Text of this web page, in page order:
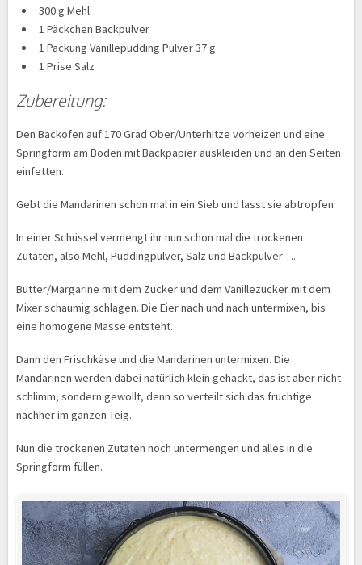
300 g Mehl
1 Päckchen Backpulver
1 Packung Vanillepudding Pulver 37 g
1 Prise Salz
Zubereitung:
Den Backofen auf 170 Grad Ober/Unterhitze vorheizen und eine
Springform am Boden mit Backpapier auskleiden und an den Seiten
einfetten.
Gebt die Mandarinen schon mal in ein Sieb und lasst sie abtropfen.
In einer Schüssel vermengt ihr nun schon mal die trockenen
Zutaten, also Mehl, Puddingpulver, Salz und Backpulver….
Butter/Margarine mit dem Zucker und dem Vanillezucker mit dem
Mixer schaumig schlagen. Die Eier nach und nach untermixen, bis
eine homogene Masse entsteht.
Dann den Frischkäse und die Mandarinen untermixen. Die
Mandarinen werden dabei natürlich klein gehackt, das ist aber nicht
schlimm, sondern gewollt, denn so verteilt sich das fruchtige
nachher im ganzen Teig.
Nun die trockenen Zutaten noch untermengen und alles in die
Springform füllen.